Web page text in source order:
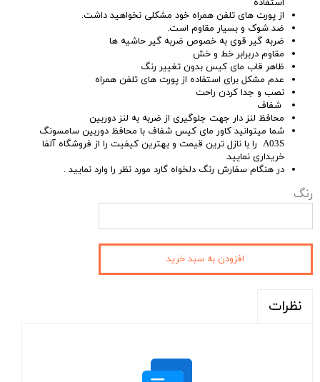
استفاده
از پورت های تلفن همراه خود مشکلی نخواهید داشت.
ضد شوک و بسیار مقاوم است.
ضربه گیر قوی به خصوص ضربه گیر حاشیه ها
مقاوم دربرابر خط و خش
ظاهر قاب مای کیس بدون تغییر رنگ
عدم مشکل برای استفاده از پورت های تلفن همراه
نصب و جدا کردن راحت
شفاف
محافظ لنز دار جهت جلوگیری از ضربه به لنز دوربین
شما میتوانید کاور مای کیس شفاف با محافظ دوربین سامسونگ
A03S را با نازل ترین قیمت و بهترین کیفیت را از فروشگاه آلفا
خریداری نمایید.
در هنگام سفارش رنگ دلخواه گارد مورد نظر را وارد نمایید .
رنگ
افزودن به سبد خرید
نظرات